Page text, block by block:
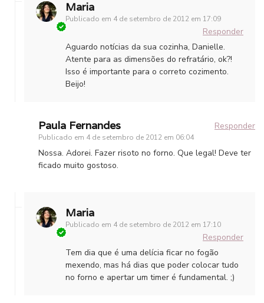
Maria
Publicado em 4 de setembro de 2012 em 17:09
Responder
Aguardo notícias da sua cozinha, Danielle.
Atente para as dimensões do refratário, ok?!
Isso é importante para o correto cozimento.
Beijo!
Paula Fernandes
Publicado em 4 de setembro de 2012 em 06:04
Responder
Nossa. Adorei. Fazer risoto no forno. Que legal! Deve ter
ficado muito gostoso.
Maria
Publicado em 4 de setembro de 2012 em 17:10
Responder
Tem dia que é uma delícia ficar no fogão
mexendo, mas há dias que poder colocar tudo
no forno e apertar um timer é fundamental. ;)